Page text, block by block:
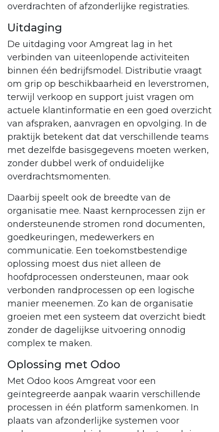
overdrachten of afzonderlijke registraties.
Uitdaging
De uitdaging voor Amgreat lag in het
verbinden van uiteenlopende activiteiten
binnen één bedrijfsmodel. Distributie vraagt
om grip op beschikbaarheid en leverstromen,
terwijl verkoop en support juist vragen om
actuele klantinformatie en een goed overzicht
van afspraken, aanvragen en opvolging. In de
praktijk betekent dat dat verschillende teams
met dezelfde basisgegevens moeten werken,
zonder dubbel werk of onduidelijke
overdrachtsmomenten.
Daarbij speelt ook de breedte van de
organisatie mee. Naast kernprocessen zijn er
ondersteunende stromen rond documenten,
goedkeuringen, medewerkers en
communicatie. Een toekomstbestendige
oplossing moest dus niet alleen de
hoofdprocessen ondersteunen, maar ook
verbonden randprocessen op een logische
manier meenemen. Zo kan de organisatie
groeien met een systeem dat overzicht biedt
zonder de dagelijkse uitvoering onnodig
complex te maken.
Oplossing met Odoo
Met Odoo koos Amgreat voor een
geïntegreerde aanpak waarin verschillende
processen in één platform samenkomen. In
plaats van afzonderlijke systemen voor